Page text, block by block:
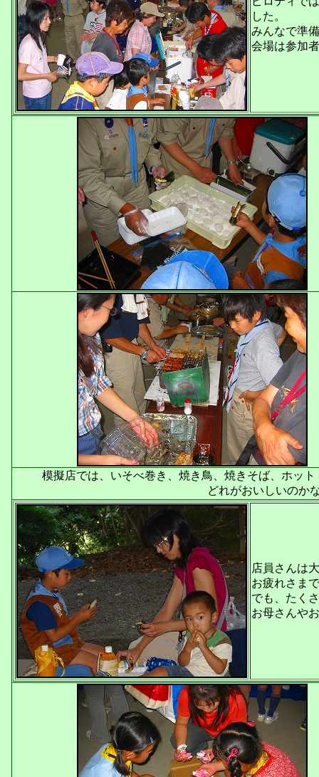
した。
みんなで準
会場は参加
模擬店では、いそべ巻き、焼き鳥、焼きそば、ホッ
どれがおいしいのか
店員さんは
お疲れさま
でも、たく
お母さんや